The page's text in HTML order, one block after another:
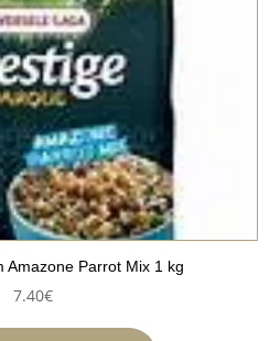
Amazone Parrot Mix 1 kg
7.40€